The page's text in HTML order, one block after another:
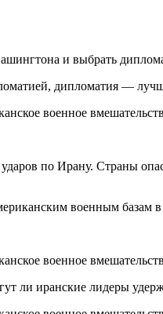
и выбрать
дипломатия —
по Ирану. Страны
военным базам
ли иранские лидеры